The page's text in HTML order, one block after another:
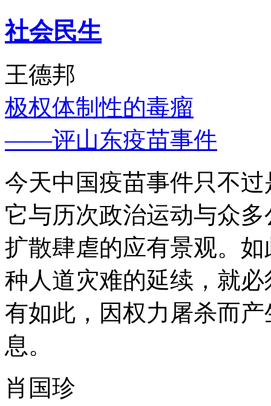
社会民生
王德邦
极权体制性的毒瘤
——评山东疫苗事件
今天中国疫苗事件只不
它与历次政治运动与众
扩散肆虐的应有景观。
种人道灾难的延续，就
有如此，因权力屠杀而
息。
肖国珍